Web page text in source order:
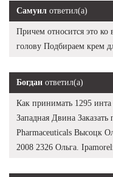
Самуил ответил(а)
Причем относится это
голову Подбираем крем
Богдан ответил(а)
Как принимать 1295 инта
Западная Двина
Pharmaceuticals Высоцк
2008 2326 Ольга.